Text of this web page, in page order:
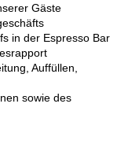
Gäste
in der Espresso Bar
Auffüllen,
sowie des